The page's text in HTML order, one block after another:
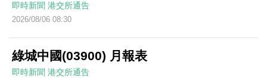
即時新聞 港交所通告
2026/08/06 08:30
綠城中國(03900) 月報表
即時新聞 港交所通告